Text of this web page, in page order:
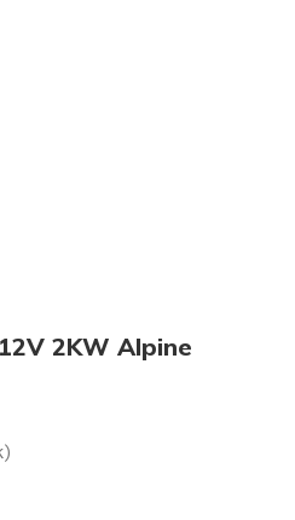
2KW Alpine